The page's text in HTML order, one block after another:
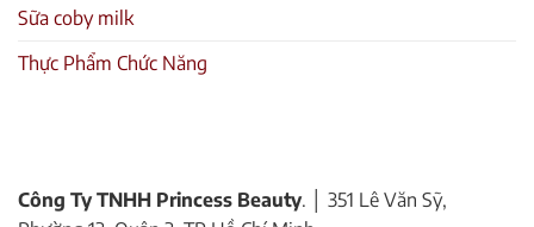
Sữa coby milk
Thực Phẩm Chức Năng
Công Ty TNHH Princess Beauty. │ 351 Lê Văn Sỹ,